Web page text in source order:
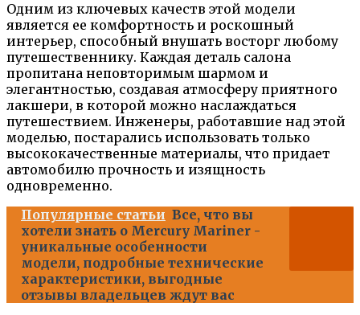
Одним из ключевых качеств этой модели
является ее комфортность и роскошный
интерьер, способный внушать восторг любому
путешественнику. Каждая деталь салона
пропитана неповторимым шармом и
элегантностью, создавая атмосферу приятного
лакшери, в которой можно наслаждаться
путешествием. Инженеры, работавшие над этой
моделью, постарались использовать только
высококачественные материалы, что придает
автомобилю прочность и изящность
одновременно.
Популярные статьи Все, что вы
хотели знать о Mercury Mariner -
уникальные особенности
модели, подробные технические
характеристики, выгодные
отзывы владельцев ждут вас